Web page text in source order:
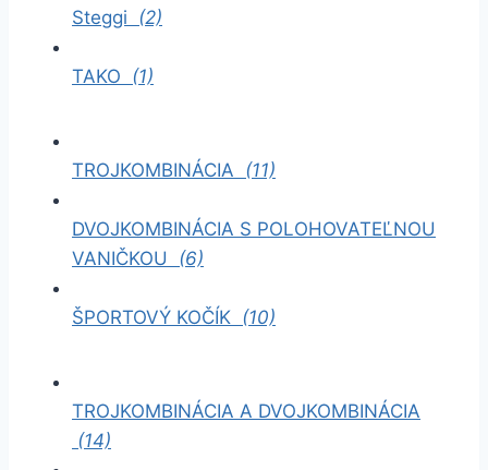
Steggi (2)
TAKO (1)
TROJKOMBINÁCIA (11)
DVOJKOMBINÁCIA S POLOHOVATEĽNOU
VANIČKOU (6)
ŠPORTOVÝ KOČÍK (10)
TROJKOMBINÁCIA A DVOJKOMBINÁCIA
(14)